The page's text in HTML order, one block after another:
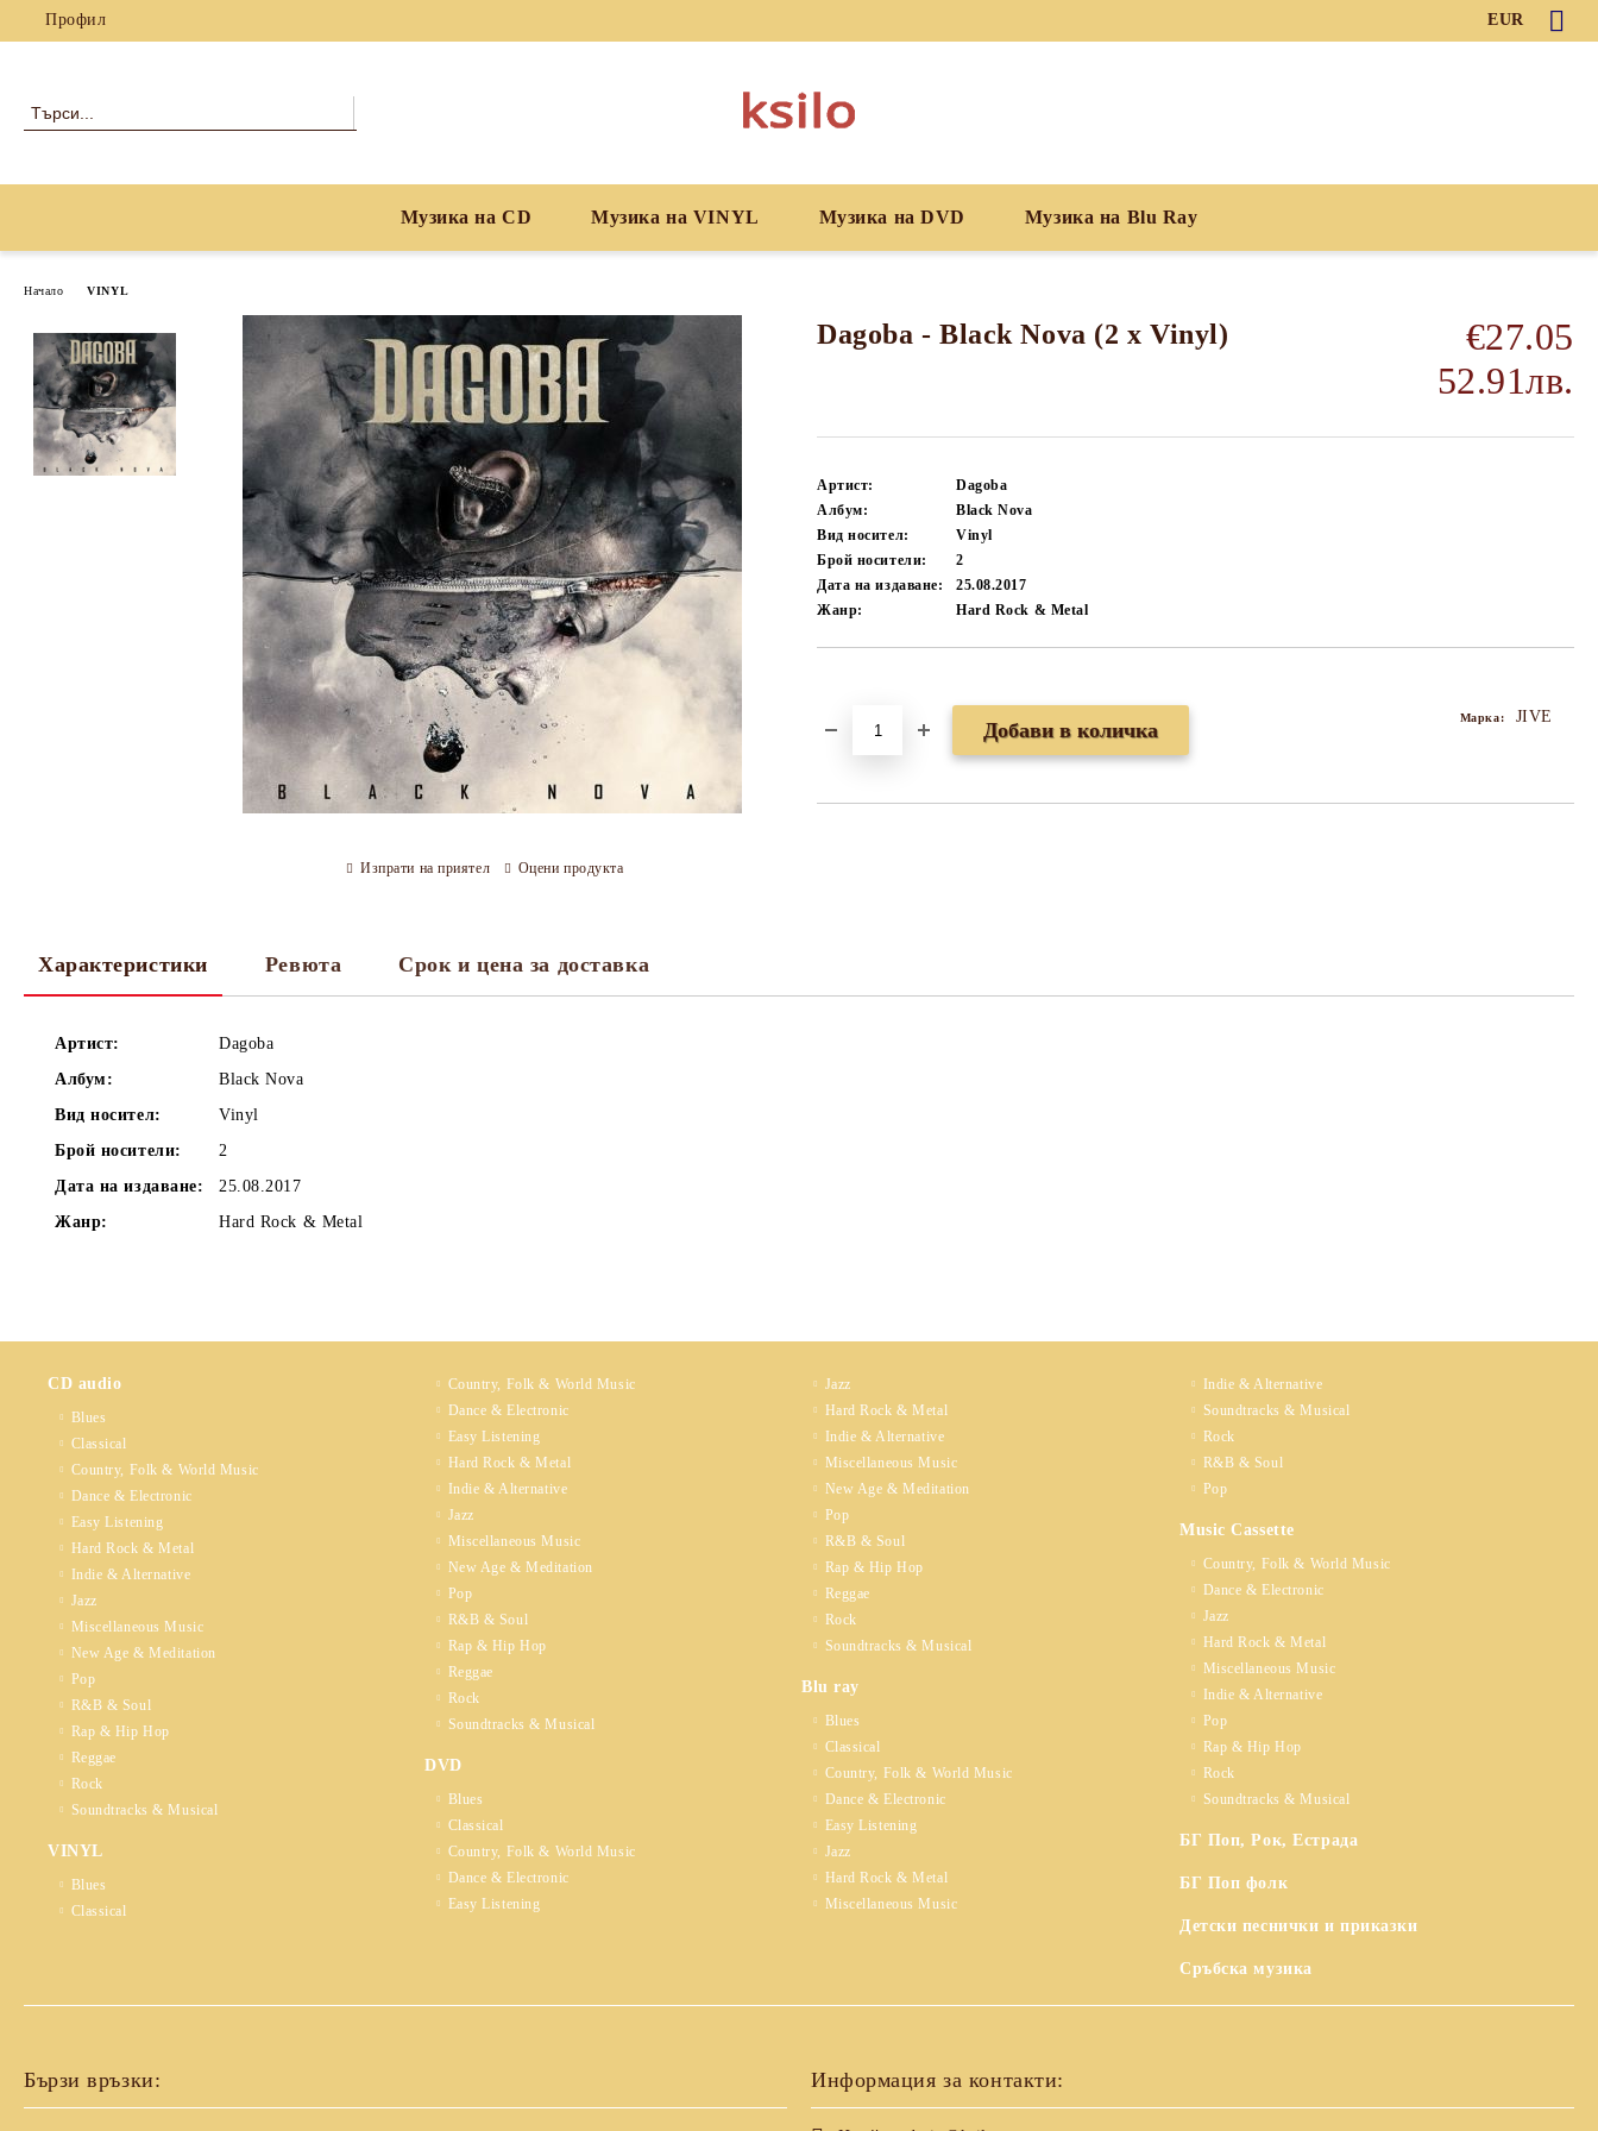
Профил EUR
Музика на CD Музика на VINYL Музика на DVD Музика на Blu Ray
Начало VINYL
Dagoba - Black Nova (2 x Vinyl)
€27.05
52.91лв.
Артист:
Dagoba
Албум:
Black Nova
Вид носител:
Vinyl
Брой носители:
2
Дата на издаване:
25.08.2017
Жанр:
Hard Rock & Metal
Марка: JIVE
Изпрати на приятел Оцени продукта
Характеристики Ревюта Срок и цена за доставка
Артист:
Dagoba
Албум:
Black Nova
Вид носител:
Vinyl
Брой носители:
2
Дата на издаване:
25.08.2017
Жанр:
Hard Rock & Metal
CD audio
Blues
Classical
Country, Folk & World Music
Dance & Electronic
Easy Listening
Hard Rock & Metal
Indie & Alternative
Jazz
Miscellaneous Music
New Age & Meditation
Pop
R&B & Soul
Rap & Hip Hop
Reggae
Rock
Soundtracks & Musical
VINYL
Blues
Classical
Country, Folk & World Music
Dance & Electronic
Easy Listening
Hard Rock & Metal
Indie & Alternative
Jazz
Miscellaneous Music
New Age & Meditation
Pop
R&B & Soul
Rap & Hip Hop
Reggae
Rock
Soundtracks & Musical
DVD
Blues
Classical
Country, Folk & World Music
Dance & Electronic
Easy Listening
Jazz
Hard Rock & Metal
Indie & Alternative
Miscellaneous Music
New Age & Meditation
Pop
R&B & Soul
Rap & Hip Hop
Reggae
Rock
Soundtracks & Musical
Blu ray
Blues
Classical
Country, Folk & World Music
Dance & Electronic
Easy Listening
Jazz
Hard Rock & Metal
Miscellaneous Music
Indie & Alternative
Soundtracks & Musical
Rock
R&B & Soul
Pop
Music Cassette
Country, Folk & World Music
Dance & Electronic
Jazz
Hard Rock & Metal
Miscellaneous Music
Indie & Alternative
Pop
Rap & Hip Hop
Rock
Soundtracks & Musical
БГ Поп, Рок, Естрада
БГ Поп фолк
Детски песнички и приказки
Сръбска музика
Бързи връзки: Информация за контакти: